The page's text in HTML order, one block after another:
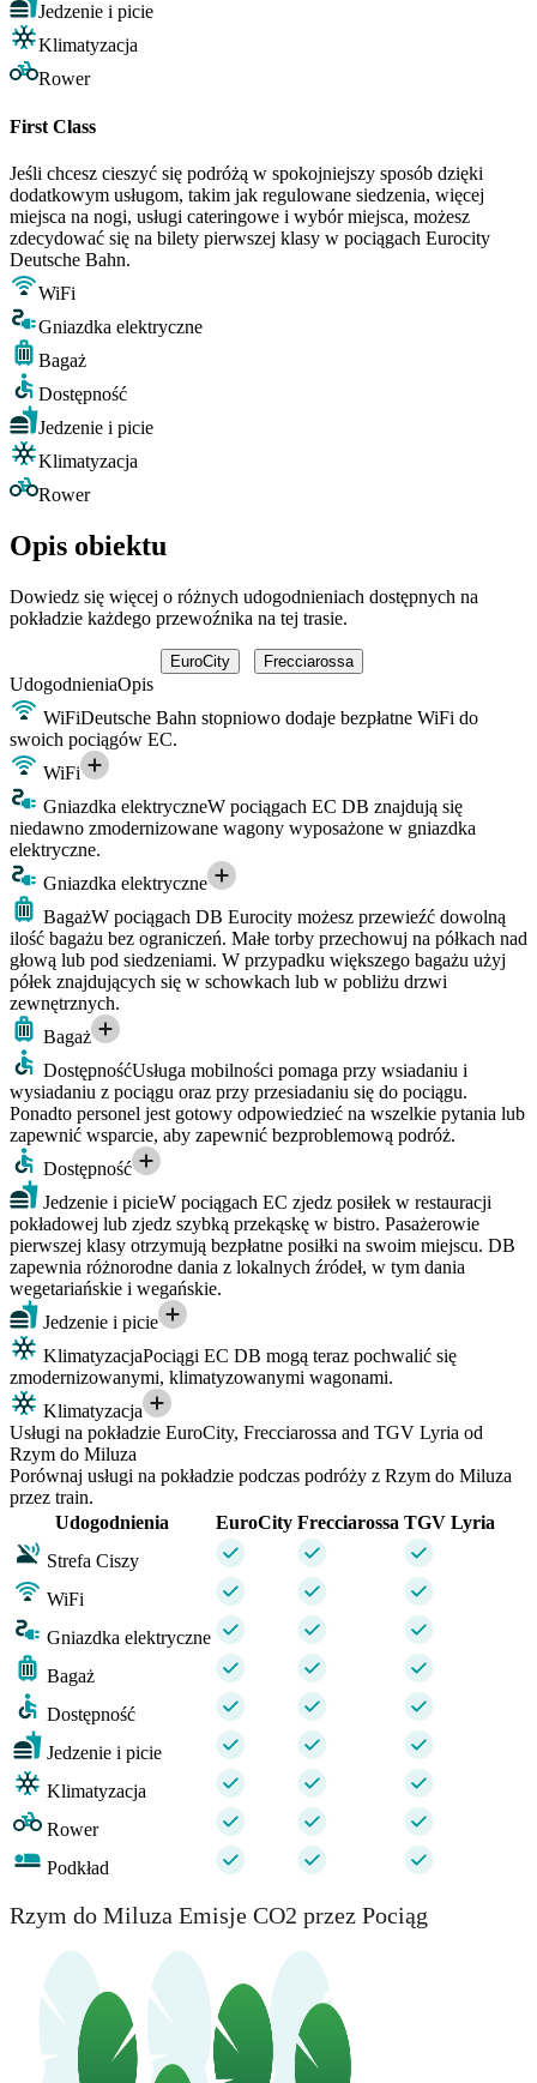
Jedzenie i picie
Klimatyzacja
Rower
First Class
Jeśli chcesz cieszyć się podróżą w spokojniejszy sposób dzięki
dodatkowym usługom, takim jak regulowane siedzenia, więcej
miejsca na nogi, usługi cateringowe i wybór miejsca, możesz
zdecydować się na bilety pierwszej klasy w pociągach Eurocity
Deutsche Bahn.
WiFi
Gniazdka elektryczne
Bagaż
Dostępność
Jedzenie i picie
Klimatyzacja
Rower
Opis obiektu
Dowiedz się więcej o różnych udogodnieniach dostępnych na
pokładzie każdego przewoźnika na tej trasie.
EuroCity Frecciarossa
UdogodnieniaOpis
WiFiDeutsche Bahn stopniowo dodaje bezpłatne WiFi do
swoich pociągów EC.
WiFi
Gniazdka elektryczneW pociągach EC DB znajdują się
niedawno zmodernizowane wagony wyposażone w gniazdka
elektryczne.
Gniazdka elektryczne
BagażW pociągach DB Eurocity możesz przewieźć dowolną
ilość bagażu bez ograniczeń. Małe torby przechowuj na półkach nad
głową lub pod siedzeniami. W przypadku większego bagażu użyj
półek znajdujących się w schowkach lub w pobliżu drzwi
zewnętrznych.
Bagaż
DostępnośćUsługa mobilności pomaga przy wsiadaniu i
wysiadaniu z pociągu oraz przy przesiadaniu się do pociągu.
Ponadto personel jest gotowy odpowiedzieć na wszelkie pytania lub
zapewnić wsparcie, aby zapewnić bezproblemową podróż.
Dostępność
Jedzenie i picieW pociągach EC zjedz posiłek w restauracji
pokładowej lub zjedz szybką przekąskę w bistro. Pasażerowie
pierwszej klasy otrzymują bezpłatne posiłki na swoim miejscu. DB
zapewnia różnorodne dania z lokalnych źródeł, w tym dania
wegetariańskie i wegańskie.
Jedzenie i picie
KlimatyzacjaPociągi EC DB mogą teraz pochwalić się
zmodernizowanymi, klimatyzowanymi wagonami.
Klimatyzacja
Usługi na pokładzie EuroCity, Frecciarossa and TGV Lyria od
Rzym do Miluza
Porównaj usługi na pokładzie podczas podróży z Rzym do Miluza
przez train.
Udogodnienia
EuroCity Frecciarossa TGV Lyria
Strefa Ciszy
WiFi
Gniazdka elektryczne
Bagaż
Dostępność
Jedzenie i picie
Klimatyzacja
Rower
Podkład
Rzym do Miluza Emisje CO2 przez Pociąg